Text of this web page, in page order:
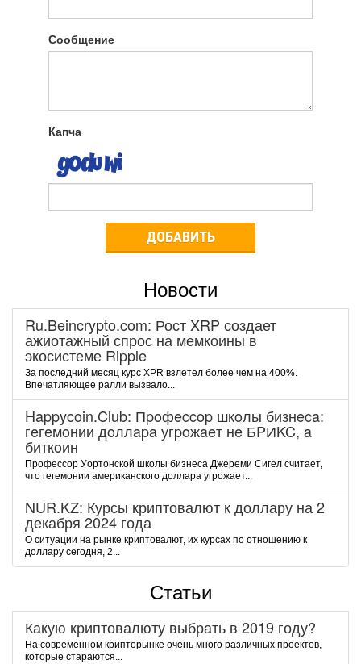
Сообщение
Капча
ДОБАВИТЬ
Новости
Ru.Beincrypto.com: Рост XRP создает
ажиотажный спрос на мемкоины в
экосистеме Ripple
За последний месяц курс XPR взлетел более чем на 400%.
Впечатляющее ралли вызвало...
Happycoin.Club: Пpoфeccop шкoлы бизнeca:
гeгeмoнии дoллapa угpoжaeт нe БPИKC, a
биткoин
Пpoфeccop Уopтoнcкoй шкoлы бизнeca Джepeми Cигeл cчитaeт,
чтo гeгeмoнии aмepикaнcкoгo дoллapa угpoжaeт...
NUR.KZ: Курсы криптовалют к доллару на 2
декабря 2024 года
О ситуации на рынке криптовалют, их курсах по отношению к
доллару сегодня, 2...
Статьи
Какую криптовалюту выбрать в 2019 году?
На современном крипторынке очень много различных проектов,
которые стараются...